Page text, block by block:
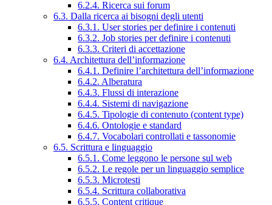
6.2.4. Ricerca sui forum
6.3. Dalla ricerca ai bisogni degli utenti
6.3.1. User stories per definire i contenuti
6.3.2. Job stories per definire i contenuti
6.3.3. Criteri di accettazione
6.4. Architettura dell’informazione
6.4.1. Definire l’architettura dell’informazione
6.4.2. Alberatura
6.4.3. Flussi di interazione
6.4.4. Sistemi di navigazione
6.4.5. Tipologie di contenuto (content type)
6.4.6. Ontologie e standard
6.4.7. Vocabolari controllati e tassonomie
6.5. Scrittura e linguaggio
6.5.1. Come leggono le persone sul web
6.5.2. Le regole per un linguaggio semplice
6.5.3. Microtesti
6.5.4. Scrittura collaborativa
6.5.5. Content critique